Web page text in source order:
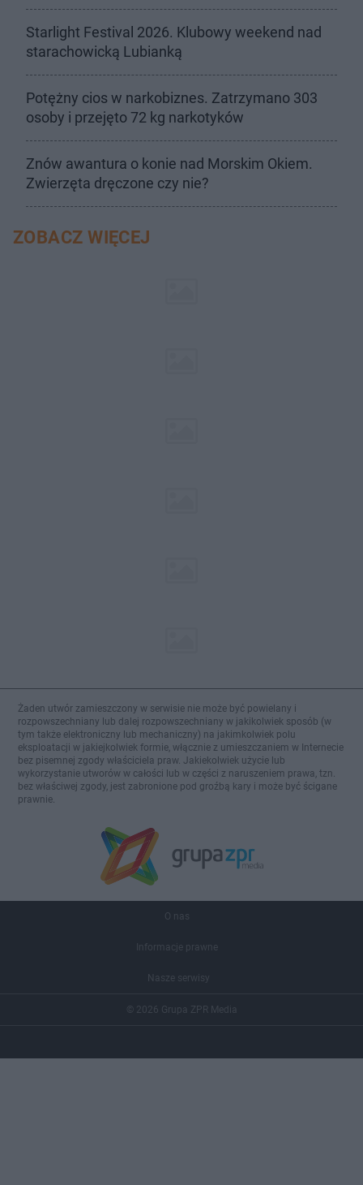
Starlight Festival 2026. Klubowy weekend nad
starachowicką Lubianką
Potężny cios w narkobiznes. Zatrzymano 303
osoby i przejęto 72 kg narkotyków
Znów awantura o konie nad Morskim Okiem.
Zwierzęta dręczone czy nie?
ZOBACZ WIĘCEJ
Żaden utwór zamieszczony w serwisie nie może być powielany i
rozpowszechniany lub dalej rozpowszechniany w jakikolwiek sposób (w
tym także elektroniczny lub mechaniczny) na jakimkolwiek polu
eksploatacji w jakiejkolwiek formie, włącznie z umieszczaniem w Internecie
bez pisemnej zgody właściciela praw. Jakiekolwiek użycie lub
wykorzystanie utworów w całości lub w części z naruszeniem prawa, tzn.
bez właściwej zgody, jest zabronione pod groźbą kary i może być ścigane
prawnie.
O nas
Informacje prawne
Nasze serwisy
© 2026 Grupa ZPR Media